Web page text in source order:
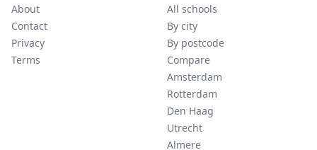
About
Contact
Privacy
Terms
All schools
By city
By postcode
Compare
Amsterdam
Rotterdam
Den Haag
Utrecht
Almere